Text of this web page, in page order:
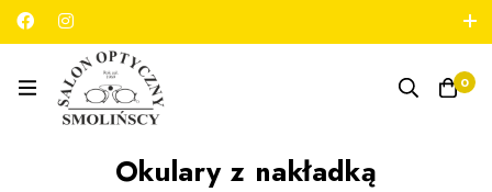
789 180 706
0
Okulary z nakładką